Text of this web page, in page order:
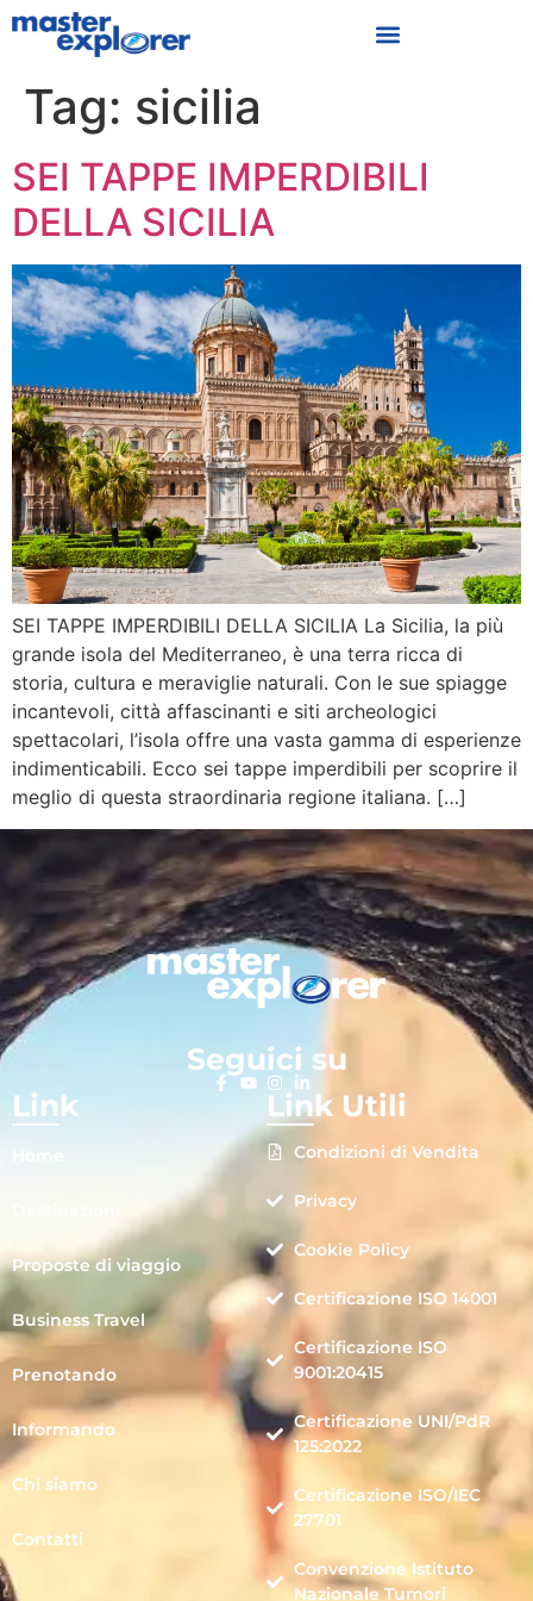
Tag: sicilia
SEI TAPPE IMPERDIBILI
DELLA SICILIA
SEI TAPPE IMPERDIBILI DELLA SICILIA La Sicilia, la più
grande isola del Mediterraneo, è una terra ricca di
storia, cultura e meraviglie naturali. Con le sue spiagge
incantevoli, città affascinanti e siti archeologici
spettacolari, l’isola offre una vasta gamma di esperienze
indimenticabili. Ecco sei tappe imperdibili per scoprire il
meglio di questa straordinaria regione italiana. […]
Seguici su
Link
Home
Proposte di viaggio
Business Travel
Prenotando
Informando
Chi siamo
Contatti
Link Utili
Condizioni di Vendita
Privacy
Cookie Policy
Certificazione ISO 14001
Certificazione ISO
9001:20415
Certificazione UNI/PdR
125:2022
Certificazione ISO/IEC
27701
Convenzione Istituto
Nazionale Tumori